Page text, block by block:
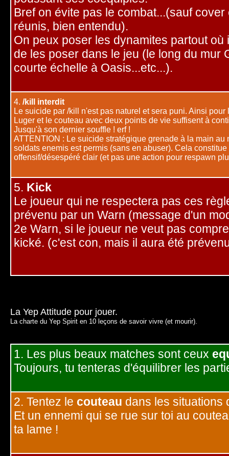
Bref on évite pas le combat...(sauf cover
réunis, bien entendu).
On peux poser les dynamites partout où
de les poser dans le jeu (le long du mur
courte échelle à Oasis...etc...).
4. /kill interdit
Le suicide par /kill n'est pas naturel et sera puni. Ainsi pour
Luger et le couteau avec deux points de vie suffisent à
Jusqu'à son dernier souffle ! erf !
ATTENTION : Le suicide stratégique grenade à la main au
soldats enemis est permis (sans en abuser). Cela constitue
offensif/désespéré clair (et pas une action pour respawn
5. Kick
Le joueur qui ne respectera pas ces
prévenu par un Warn (message d'un
2e Warn, si le joueur ne veut pas
kické. (c'est con, mais il aura été
La Yep Attitude pour jouer.
La charte du Yep Spirit en 10 leçons de savoir vivre (et mourir).
1. Les plus beaux matches sont ceux
Toujours, tu tenteras d'équilibrer les
2. Tentez le couteau dans les situations
Et un ennemi qui se rue sur toi au
ta lame !